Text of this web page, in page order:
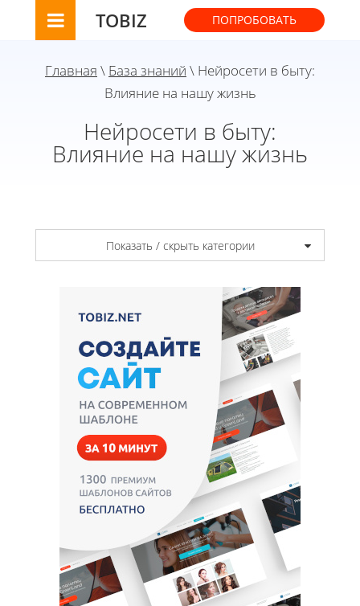
TOBIZ ПОПРОБОВАТЬ
Главная \ База знаний \ Нейросети в быту:
Влияние на нашу жизнь
Нейросети в быту:
Влияние на нашу жизнь
Показать / скрыть категории